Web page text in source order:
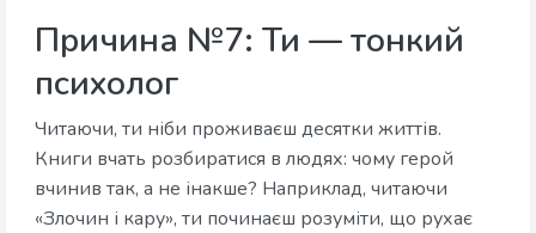
Причина №7: Ти — тонкий
психолог
Читаючи, ти ніби проживаєш десятки життів.
Книги вчать розбиратися в людях: чому герой
вчинив так, а не інакше? Наприклад, читаючи
«Злочин і кару», ти починаєш розуміти, що рухає